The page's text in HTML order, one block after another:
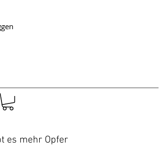
es mehr Opfer